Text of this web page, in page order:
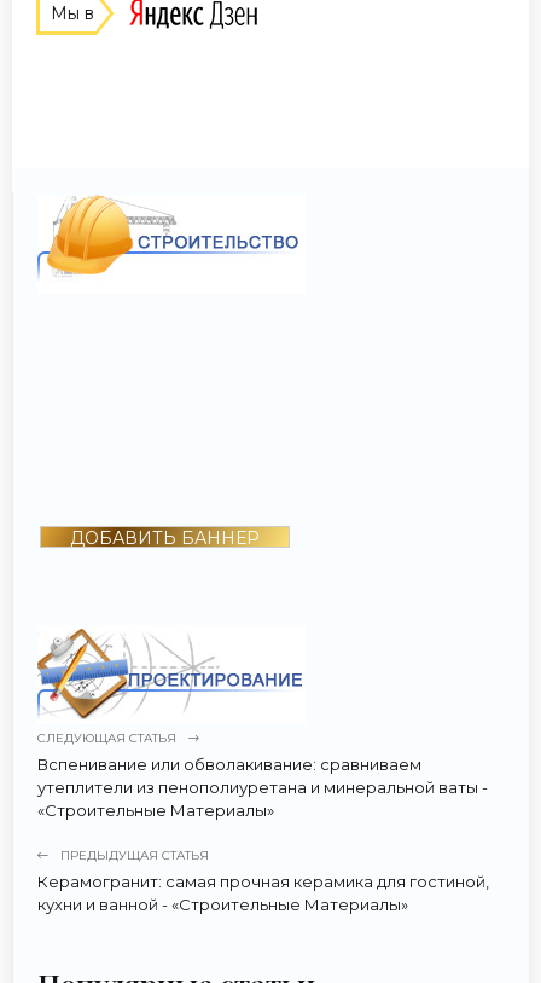
Мы в
ДОБАВИТЬ БАННЕР
СЛЕДУЮЩАЯ СТАТЬЯ
Вспенивание или обволакивание: сравниваем
утеплители из пенополиуретана и минеральной ваты -
«Строительные Материалы»
ПРЕДЫДУЩАЯ СТАТЬЯ
Керамогранит: самая прочная керамика для гостиной,
кухни и ванной - «Строительные Материалы»